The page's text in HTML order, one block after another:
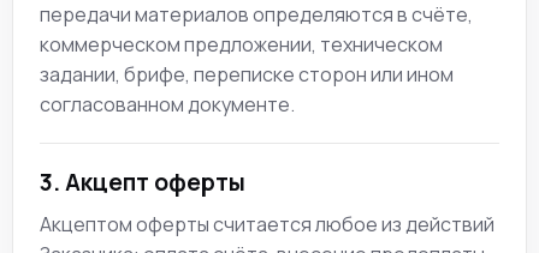
передачи материалов определяются в счёте,
коммерческом предложении, техническом
задании, брифе, переписке сторон или ином
согласованном документе.
3. Акцепт оферты
Акцептом оферты считается любое из действий